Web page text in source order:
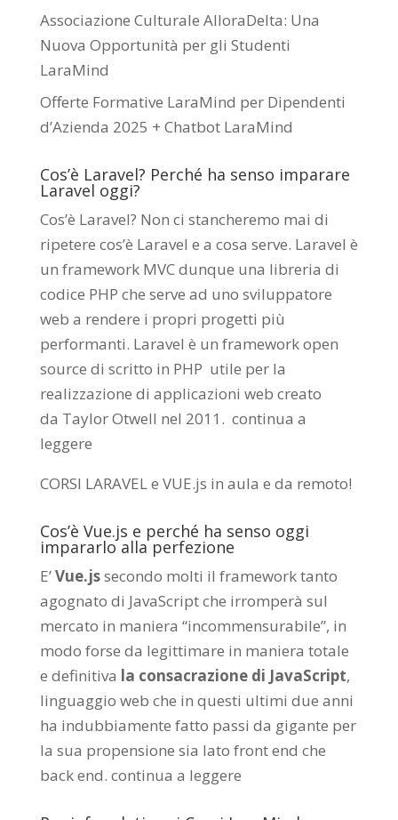
Associazione Culturale AlloraDelta: Una
Nuova Opportunità per gli Studenti
LaraMind
Offerte Formative LaraMind per Dipendenti
d’Azienda 2025 + Chatbot LaraMind
Cos’è Laravel? Perché ha senso imparare
Laravel oggi?
Cos’è Laravel? Non ci stancheremo mai di
ripetere cos’è Laravel e a cosa serve. Laravel è
un framework MVC dunque una libreria di
codice PHP che serve ad uno sviluppatore
web a rendere i propri progetti più
performanti. Laravel è un framework open
source di scritto in PHP utile per la
realizzazione di applicazioni web creato
da Taylor Otwell nel 2011. continua a
leggere
CORSI LARAVEL e VUE.js in aula e da remoto!
Cos’è Vue.js e perché ha senso oggi
impararlo alla perfezione
E’Vue.jssecondo molti il framework tanto
agognato di JavaScript che irromperà sul
mercato in maniera “incommensurabile”, in
modo forse da legittimare in maniera totale
e definitiva la consacrazione di JavaScript,
linguaggio web che in questi ultimi due anni
ha indubbiamente fatto passi da gigante per
la sua propensione sia lato front end che
back end. continua a leggere